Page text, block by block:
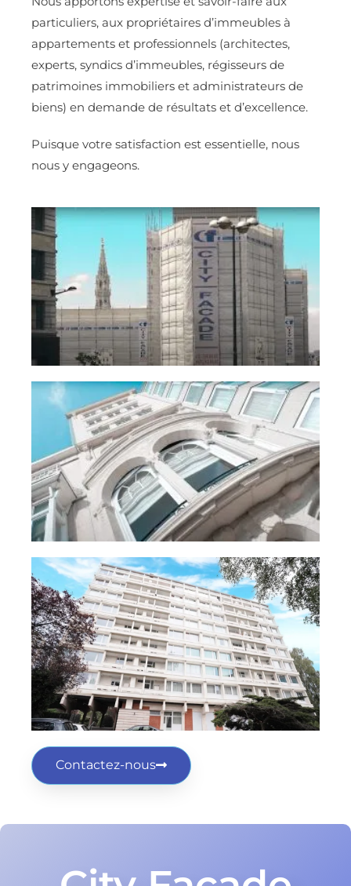
particuliers, aux propriétaires d’immeubles à
appartements et professionnels (architectes,
experts, syndics d’immeubles, régisseurs de
patrimoines immobiliers et administrateurs de
biens) en demande de résultats et d’excellence.
Puisque votre satisfaction est essentielle, nous
nous y engageons.
Contactez-nous